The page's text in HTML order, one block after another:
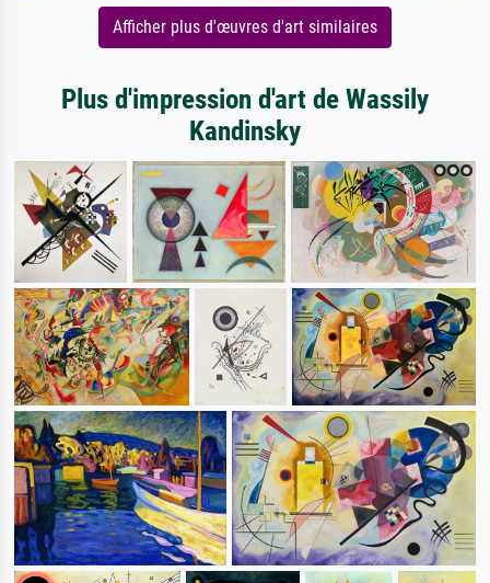
Afficher plus d'œuvres d'art similaires
Plus d'impression d'art de Wassily
Kandinsky